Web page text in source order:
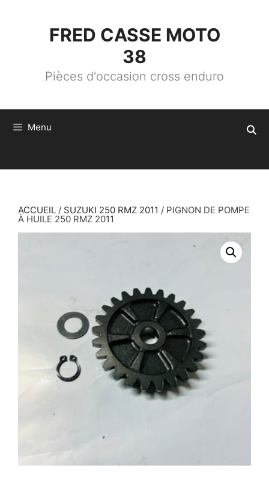
FRED CASSE MOTO
38
Pièces d'occasion cross enduro
Menu
ACCUEIL / SUZUKI 250 RMZ 2011 / PIGNON DE POMPE
À HUILE 250 RMZ 2011